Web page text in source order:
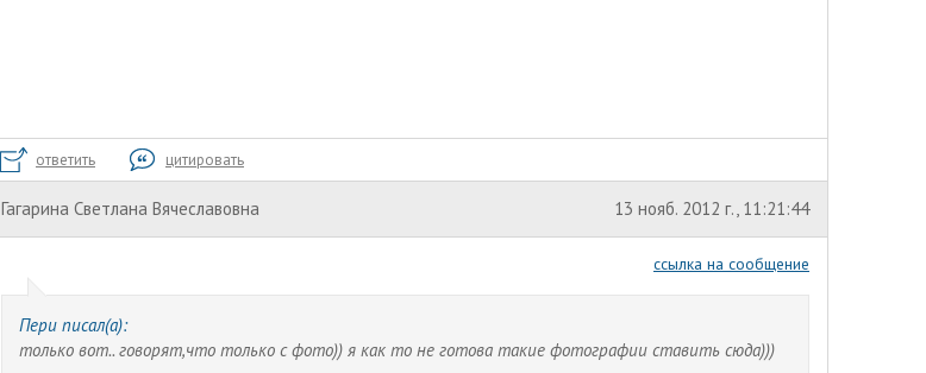
ответить цитировать
Гагарина Светлана Вячеславовна 13 нояб. 2012 г., 11:21:44
ссылка на сообщение
Пери писал(а):
только вот.. говорят,что только с фото)) я как то не готова такие фотографии ставить сюда)))